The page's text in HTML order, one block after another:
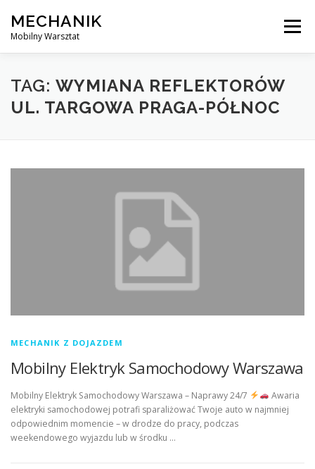
content
MECHANIK
Mobilny Warsztat
Menu
MOBILNY MECHANIK ELEKTRYK SAMOCHODOWY
TAG: WYMIANA REFLEKTORÓW
UL. TARGOWA PRAGA-PÓŁNOC
MECHANIK Z DOJAZDEM
Mobilny Elektryk Samochodowy Warszawa
Mobilny Elektryk Samochodowy Warszawa – Naprawy 24/7
Awaria
elektryki samochodowej potrafi sparaliżować Twoje auto w najmniej
odpowiednim momencie – w drodze do pracy, podczas
weekendowego wyjazdu lub w środku …